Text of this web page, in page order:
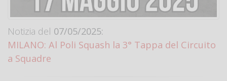
Notizia del 07/05/2025:
MILANO: Al Poli Squash la 3° Tappa del Circuito
a Squadre